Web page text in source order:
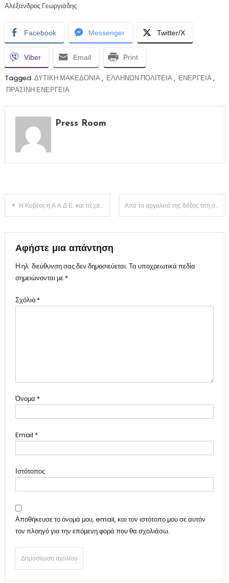
Αλέξανδρος Γεωργιάδης
Facebook Messenger Twitter/X
Viber Email Print
Tagged ΔΥΤΙΚΗ ΜΑΚΕΔΟΝΙΑ, ΕΛΛΗΝΩΝ ΠΟΛΙΤΕΙΑ, ΕΝΕΡΓΕΙΑ,
ΠΡΑΣΙΝΗ ΕΝΕΡΓΕΙΑ
Press Room
Πλοήγηση
Η Κοβέσι, η Α.Α.Δ.Ε. και τα χαμένα δισεκατομμύρια: Ποιος ελέγχει ποιον; Από τα αργαλειά της δόξας στη σιωπή: Η ιστορία της Νάουσας
Αφήστε μια απάντηση
Η ηλ. διεύθυνση σας δεν δημοσιεύεται. Τα υποχρεωτικά πεδία
σημειώνονται με *
Σχόλιο *
Όνομα *
Email *
Ιστότοπος
Αποθήκευσε το όνομά μου, email, και τον ιστότοπο μου σε αυτόν
τον πλοηγό για την επόμενη φορά που θα σχολιάσω.